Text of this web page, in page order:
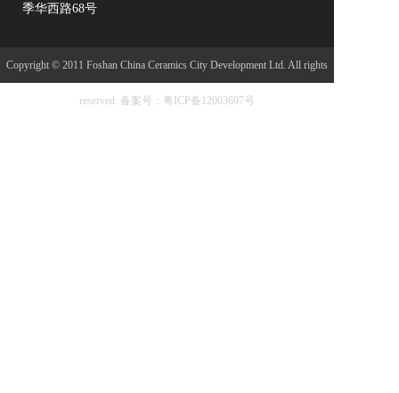
季华西路68号
Copyright © 2011 Foshan China Ceramics City Development Ltd. All rights
reserved. 备案号：粤ICP备12003697号